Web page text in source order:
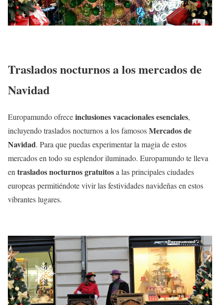
Traslados nocturnos a los mercados de
Navidad
Europamundo ofreceinclusiones vacacionales esenciales,
incluyendo traslados nocturnos a los famososMercados de
Navidad. Para que puedas experimentar la magia de estos
mercados en todo su esplendor iluminado. Europamundo te lleva
en traslados nocturnos gratuitosa las principales ciudades
europeas permitiéndote vivir las festividades navideñas en estos
vibrantes lugares.